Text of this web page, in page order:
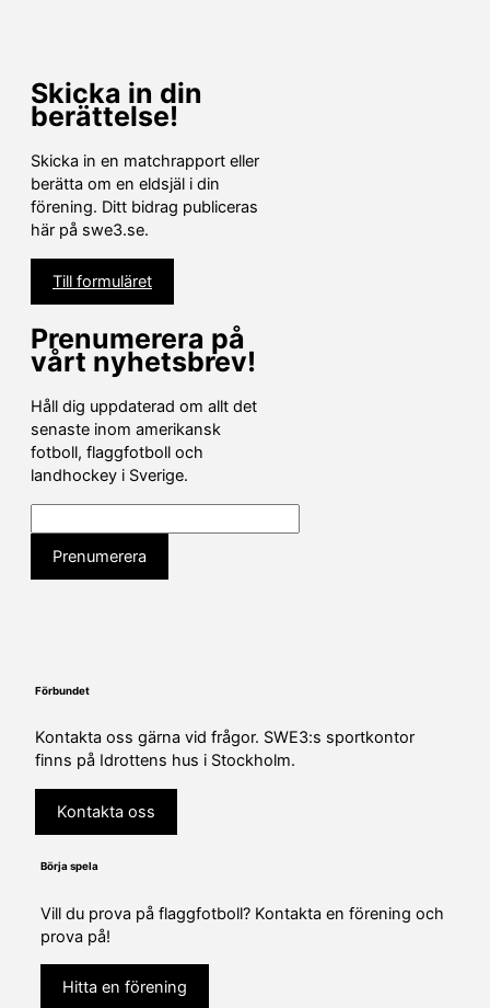
Skicka in din
berättelse!
Skicka in en matchrapport eller
berätta om en eldsjäl i din
förening. Ditt bidrag publiceras
här på swe3.se.
Till formuläret
Prenumerera på
vårt nyhetsbrev!
Håll dig uppdaterad om allt det
senaste inom amerikansk
fotboll, flaggfotboll och
landhockey i Sverige.
Förbundet
Kontakta oss gärna vid frågor. SWE3:s sportkontor
finns på Idrottens hus i Stockholm.
Kontakta oss
Börja spela
Vill du prova på flaggfotboll? Kontakta en förening och
prova på!
Hitta en förening